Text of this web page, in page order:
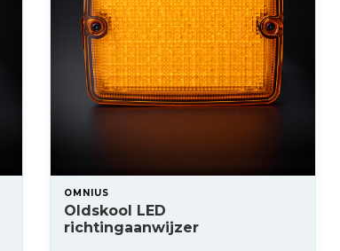
OMNIUS
Oldskool LED
richtingaanwijzer